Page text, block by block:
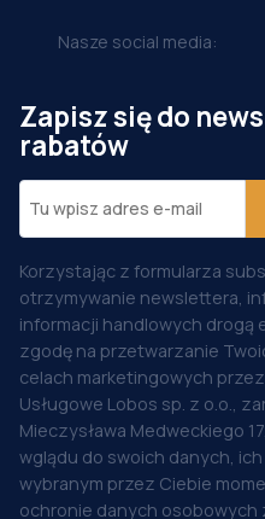
Nasze social media:
Zapisz się do
rabatów
Korzystając z formularza
otrzymywanie newslettera,
informacji handlowych drogą
zgodę na przetwarzanie
celach marketingowych
Usługowe Lobos sp. z o.o.,
Mieczysława Medweckiego
wglądu do swoich danych,
wybranym przez Ciebie
ochronie danych osobowych